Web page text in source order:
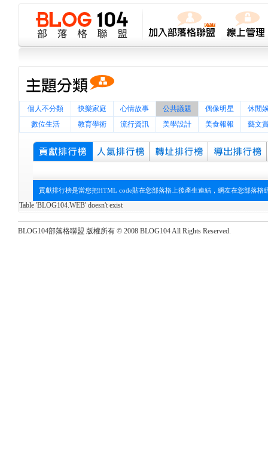
個人不分類 快樂家庭 心情故事 公共議題 偶像明星
休閒
數位生活
教育學術 流行資訊 美學設計 美食報報 藝文
貢獻排行榜是當您把HTML code貼在您部落格上後產生連結，網友在您部落
Table 'BLOG104.WEB' doesn't exist
BLOG104部落格聯盟 版權所有 © 2008 BLOG104 All Rights Reserved.